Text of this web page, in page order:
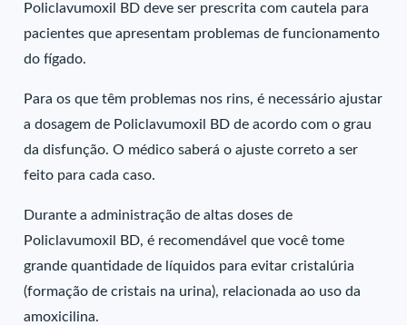
Policlavumoxil BD deve ser prescrita com cautela para
pacientes que apresentam problemas de funcionamento
do fígado.
Para os que têm problemas nos rins, é necessário ajustar
a dosagem de Policlavumoxil BD de acordo com o grau
da disfunção. O médico saberá o ajuste correto a ser
feito para cada caso.
Durante a administração de altas doses de
Policlavumoxil BD, é recomendável que você tome
grande quantidade de líquidos para evitar cristalúria
(formação de cristais na urina), relacionada ao uso da
amoxicilina.